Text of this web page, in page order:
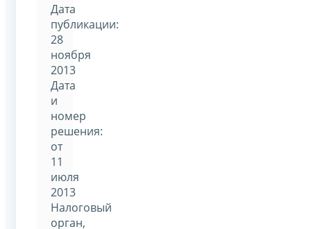
Дата
публикации:
28
ноября
2013
Дата
и
номер
решения:
от
11
июля
2013
Налоговый
орган,